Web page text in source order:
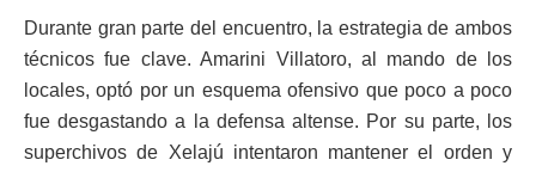
Durante gran parte del encuentro, la estrategia de ambos
técnicos fue clave. Amarini Villatoro, al mando de los
locales, optó por un esquema ofensivo que poco a poco
fue desgastando a la defensa altense. Por su parte, los
superchivos de Xelajú intentaron mantener el orden y